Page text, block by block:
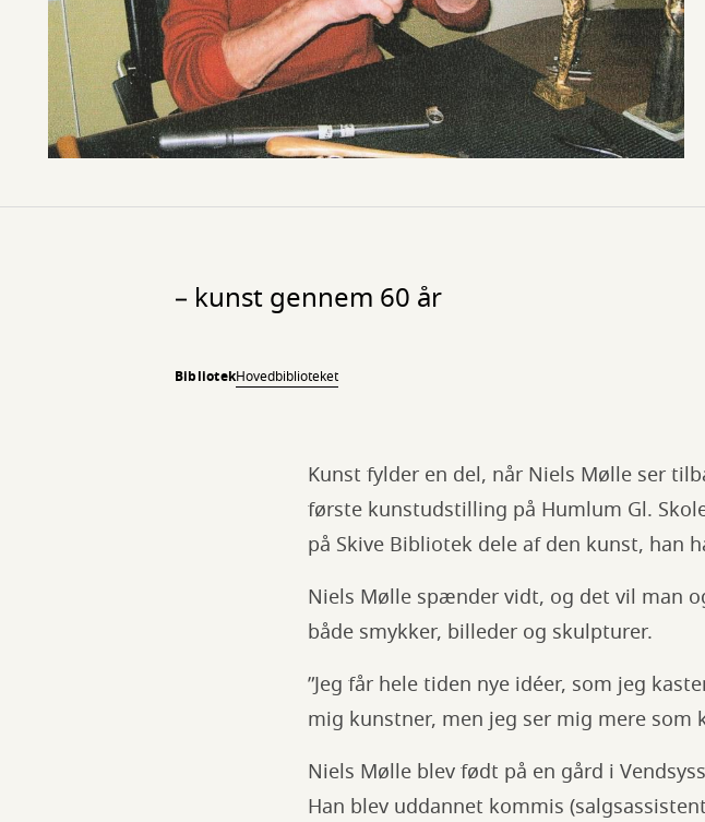
– kunst gennem 60 år
BibliotekHovedbiblioteket
Kunst fylder en del, når Niels Mølle ser
første kunstudstilling på Humlum Gl.
på Skive Bibliotek dele af den kunst, han
Niels Mølle spænder vidt, og det vil man
både smykker, billeder og skulpturer.
”Jeg får hele tiden nye idéer, som jeg
mig kunstner, men jeg ser mig mere som
Niels Mølle blev født på en gård i
Han blev uddannet kommis